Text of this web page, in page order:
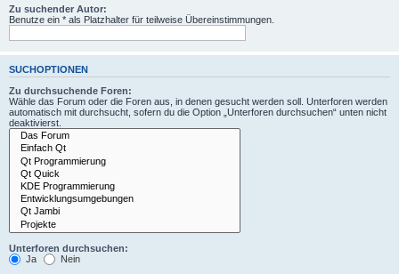
Zu suchender Autor:
Benutze ein * als Platzhalter für teilweise Übereinstimmungen.
SUCHOPTIONEN
Zu durchsuchende Foren:
Wähle das Forum oder die Foren aus, in denen gesucht werden soll. Unterforen werden
automatisch mit durchsucht, sofern du die Option „Unterforen durchsuchen“ unten nicht
deaktivierst.
Unterforen durchsuchen:
Ja
Nein